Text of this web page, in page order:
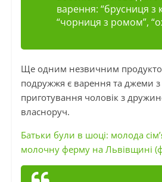
варення: “брусниця з
“чорниця з ромом”,
Ще одним незвичним
подружжя є варення та джеми з
приготування чоловік з
власноруч.
Батьки були в шоці: молода
молочну ферму на Львівщині